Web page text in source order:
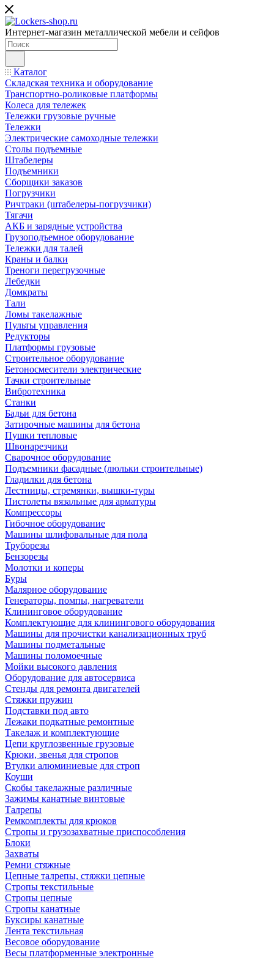
Интернет-магазин металлической мебели и сейфов
Каталог
Складская техника и оборудование
Транспортно-роликовые платформы
Колеса для тележек
Тележки грузовые ручные
Тележки
Электрические самоходные тележки
Столы подъемные
Штабелеры
Подъемники
Сборщики заказов
Погрузчики
Ричтраки (штабелеры-погрузчики)
Тягачи
АКБ и зарядные устройства
Грузоподъемное оборудование
Тележки для талей
Краны и балки
Треноги перегрузочные
Лебедки
Домкраты
Тали
Ломы такелажные
Пульты управления
Редукторы
Платформы грузовые
Строительное оборудование
Бетоносмесители электрические
Тачки строительные
Вибротехника
Станки
Бадьи для бетона
Затирочные машины для бетона
Пушки тепловые
Швонарезчики
Сварочное оборудование
Подъемники фасадные (люльки строительные)
Гладилки для бетона
Лестницы, стремянки, вышки-туры
Пистолеты вязальные для арматуры
Компрессоры
Гибочное оборудование
Машины шлифовальные для пола
Труборезы
Бензорезы
Молотки и коперы
Буры
Малярное оборудование
Генераторы, помпы, нагреватели
Клининговое оборудование
Комплектующие для клинингового оборудования
Машины для прочистки канализационных труб
Машины подметальные
Машины поломоечные
Мойки высокого давления
Оборудование для автосервиса
Стенды для ремонта двигателей
Стяжки пружин
Подставки под авто
Лежаки подкатные ремонтные
Такелаж и комплектующие
Цепи круглозвенные грузовые
Крюки, звенья для стропов
Втулки алюминиевые для строп
Коуши
Скобы такелажные различные
Зажимы канатные винтовые
Талрепы
Ремкомплекты для крюков
Стропы и грузозахватные приспособления
Блоки
Захваты
Ремни стяжные
Цепные талрепы, стяжки цепные
Стропы текстильные
Стропы цепные
Стропы канатные
Буксиры канатные
Лента текстильная
Весовое оборудование
Весы платформенные электронные